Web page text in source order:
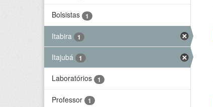
Bolsistas 1
Itabira 1
Itajubá 1
Laboratórios 1
Professor 1